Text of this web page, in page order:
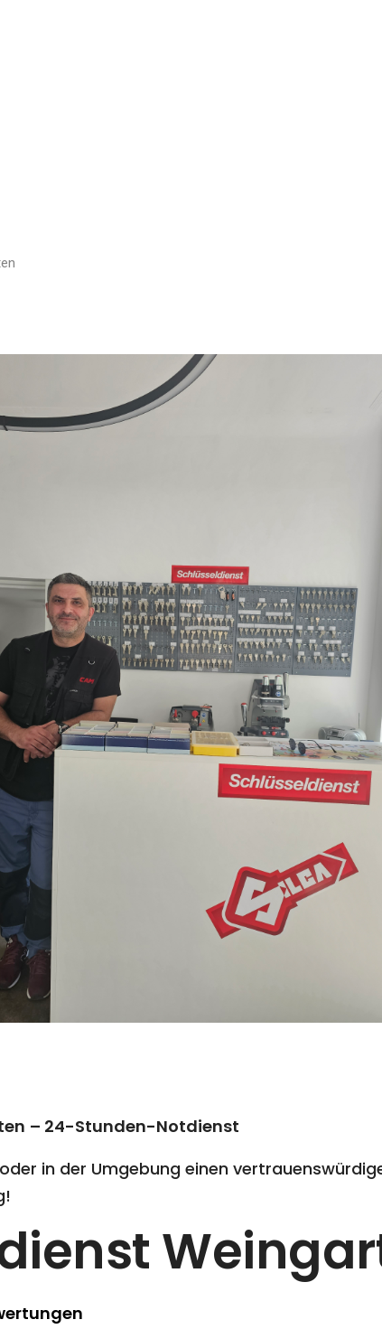
– 24-Stunden-Notdienst
oder in der Umgebung einen